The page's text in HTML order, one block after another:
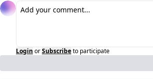
Login orSubscribeto participate